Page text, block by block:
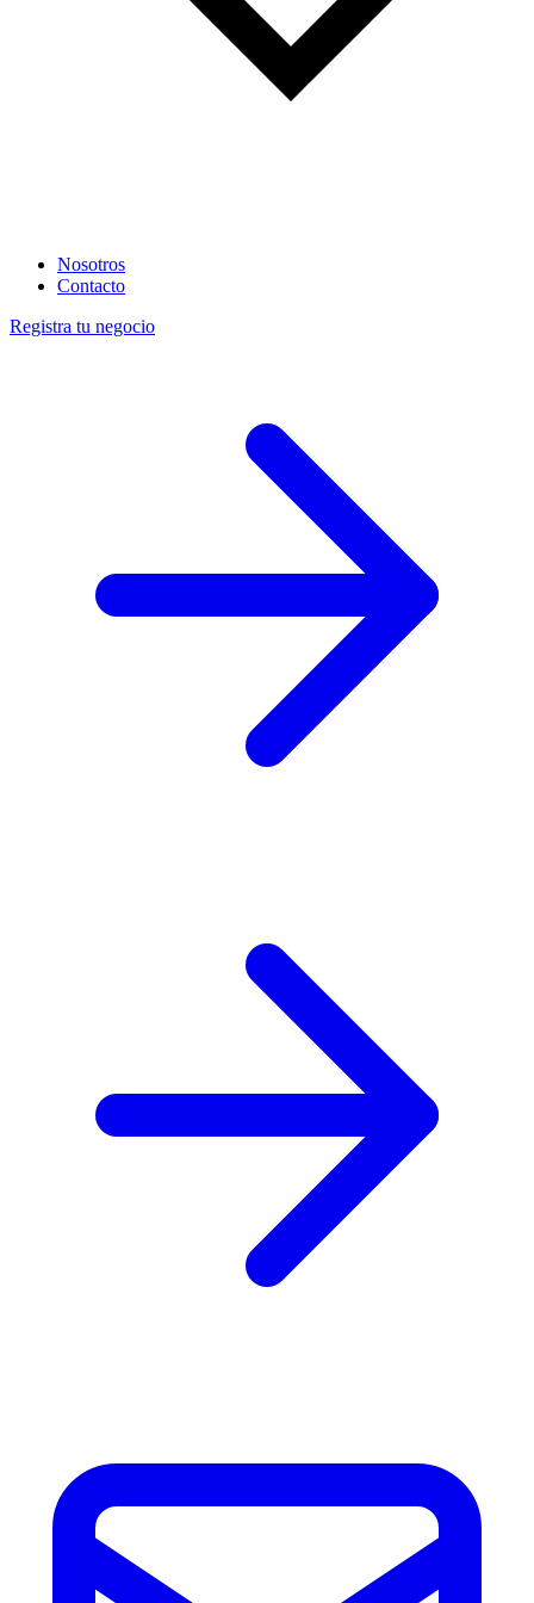
Nosotros
Contacto
Registra tu negocio